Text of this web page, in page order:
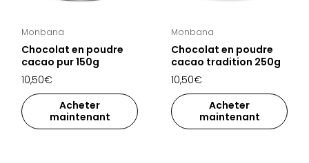
Monbana
Chocolat en poudre
cacao pur 150g
10,50€
Acheter
maintenant
Monbana
Chocolat en poudre
cacao tradition 250g
10,50€
Acheter
maintenant